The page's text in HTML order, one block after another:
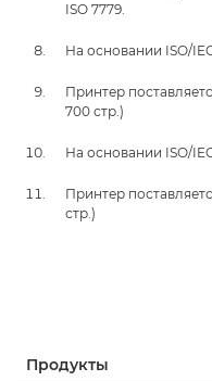
ISO 7779.
На основании ISO/
Принтер
700 стр.)
На основании ISO/
Принтер
стр.)
Продукты